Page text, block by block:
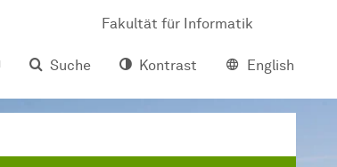
Fakultät für Informatik
Suche
Kontrast English